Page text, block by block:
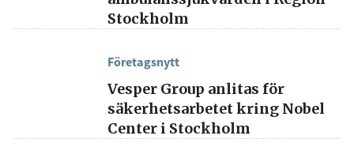
Stockholm
Företagsnytt
Vesper Group anlitas för
säkerhetsarbetet kring Nobel
Center i Stockholm